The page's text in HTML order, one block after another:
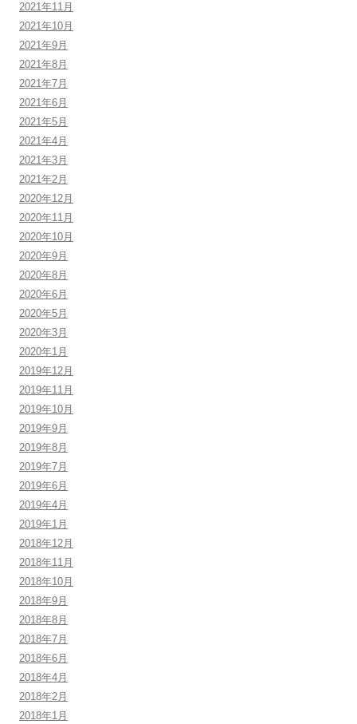
2021年11月
2021年10月
2021年9月
2021年8月
2021年7月
2021年6月
2021年5月
2021年4月
2021年3月
2021年2月
2020年12月
2020年11月
2020年10月
2020年9月
2020年8月
2020年6月
2020年5月
2020年3月
2020年1月
2019年12月
2019年11月
2019年10月
2019年9月
2019年8月
2019年7月
2019年6月
2019年4月
2019年1月
2018年12月
2018年11月
2018年10月
2018年9月
2018年8月
2018年7月
2018年6月
2018年4月
2018年2月
2018年1月